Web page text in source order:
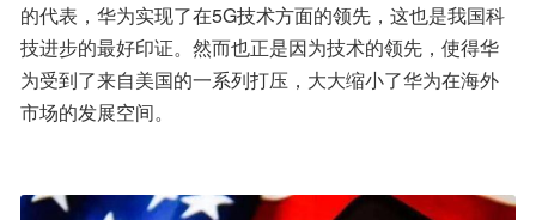
的代表，华为实现了在5G技术方面的领先，这也是我国科
技进步的最好印证。然而也正是因为技术的领先，使得华
为受到了来自美国的一系列打压，大大缩小了华为在海外
市场的发展空间。